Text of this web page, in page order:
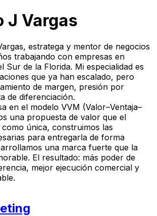
J Vargas
estratega y mentor de negocios
trabajando con empresas en
Sur de la Florida. Mi especialidad es
que ya han escalado, pero
de margen, presión por
de diferenciación.
en el modelo VVM (Valor–Ventaja–
una propuesta de valor que el
única, construimos las
para entregarla de forma
una marca fuerte que la
El resultado: más poder de
mejor ejecución comercial y